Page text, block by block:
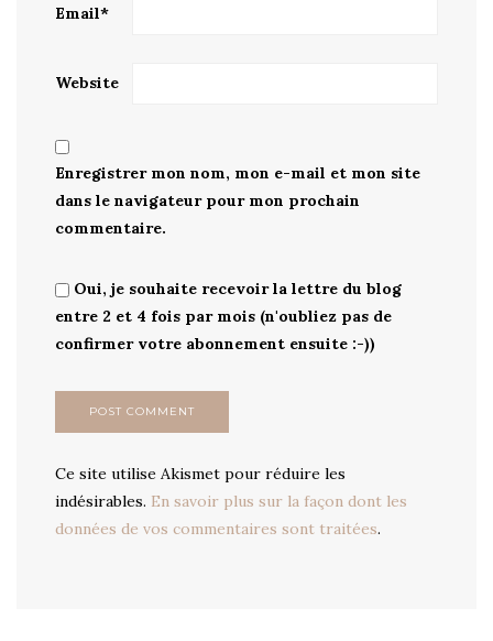
Email*
Website
Enregistrer mon nom, mon e-mail et mon site
dans le navigateur pour mon prochain
commentaire.
Oui, je souhaite recevoir la lettre du blog
entre 2 et 4 fois par mois (n'oubliez pas de
confirmer votre abonnement ensuite :-))
Ce site utilise Akismet pour réduire les
indésirables. En savoir plus sur la façon dont les
données de vos commentaires sont traitées.